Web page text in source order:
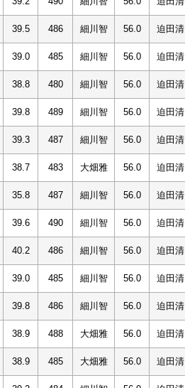
39.5 486 細川智 56.0 迫田清
39.0 485 細川智 56.0 迫田清
38.8 480 細川智 56.0 迫田清
39.8 489 細川智 56.0 迫田清
39.3 487 細川智 56.0 迫田清
38.7 483 大畑雅 56.0 迫田清
35.8 487 細川智 56.0 迫田清
39.6 490 細川智 56.0 迫田清
40.2 486 細川智 56.0 迫田清
39.0 485 細川智 56.0 迫田清
39.8 486 細川智 56.0 迫田清
38.9 488 大畑雅 56.0 迫田清
38.9 485 大畑雅 56.0 迫田清